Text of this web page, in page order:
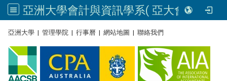
亞洲大學會計與資訊學系( 亞大會資系官網) | Asia University, Taiwan
亞洲大學 | 管理學院 | 行事曆 | 網站地圖 | 聯絡我們